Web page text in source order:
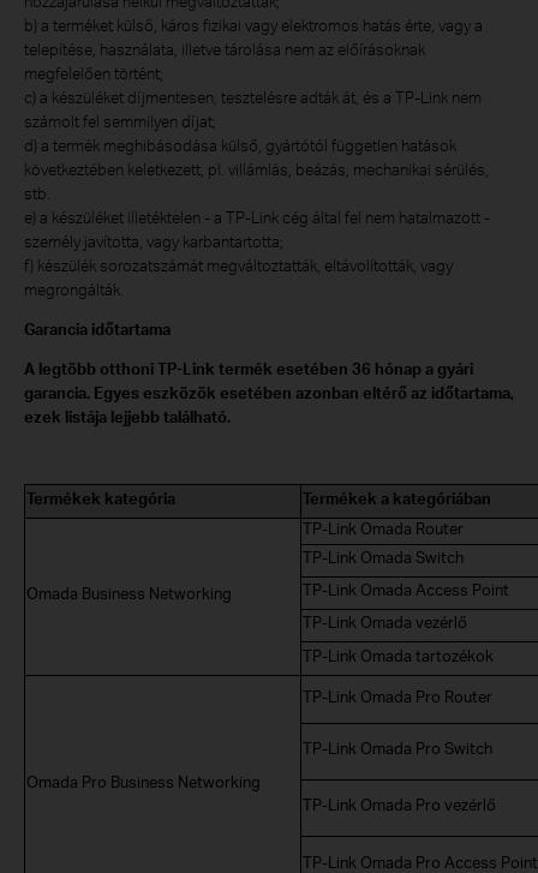
b) a terméket külső, káros fizikai vagy elektromos hatás érte, vagy a
telepítése, használata, illetve tárolása nem az előírásoknak
megfelelően történt;
c) a készüléket díjmentesen, tesztelésre adták át, és a TP-Link nem
számolt fel semmilyen díjat;
d) a termék meghibásodása külső, gyártótól független hatások
következtében keletkezett, pl. villámlás, beázás, mechanikai sérülés,
stb.
e) a készüléket illetéktelen - a TP-Link cég által fel nem hatalmazott -
személy javította, vagy karbantartotta;
f) készülék sorozatszámát megváltoztatták, eltávolították, vagy
megrongálták.
Garancia időtartama
A legtöbb otthoni TP-Link termék esetében 36 hónap a gyári
garancia. Egyes eszközök esetében azonban eltérő az időtartama,
ezek listája lejjebb található.
Termékek kategória Termékek a kategóriában
Omada Business Networking
TP-Link Omada Router
TP-Link Omada Switch
TP-Link Omada Access Point
TP-Link Omada vezérlő
TP-Link Omada tartozékok
Omada Pro Business Networking
TP-Link Omada Pro Router
TP-Link Omada Pro Switch
TP-Link Omada Pro vezérlő
TP-Link Omada Pro Access Point